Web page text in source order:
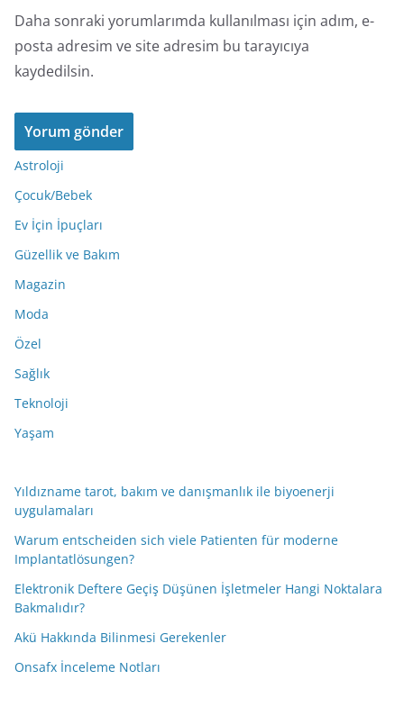
Daha sonraki yorumlarımda kullanılması için adım, e-
posta adresim ve site adresim bu tarayıcıya
kaydedilsin.
Astroloji
Çocuk/Bebek
Ev İçin İpuçları
Güzellik ve Bakım
Magazin
Moda
Özel
Sağlık
Teknoloji
Yaşam
Yıldızname tarot, bakım ve danışmanlık ile biyoenerji
uygulamaları
Warum entscheiden sich viele Patienten für moderne
Implantatlösungen?
Elektronik Deftere Geçiş Düşünen İşletmeler Hangi Noktalara
Bakmalıdır?
Akü Hakkında Bilinmesi Gerekenler
Onsafx İnceleme Notları